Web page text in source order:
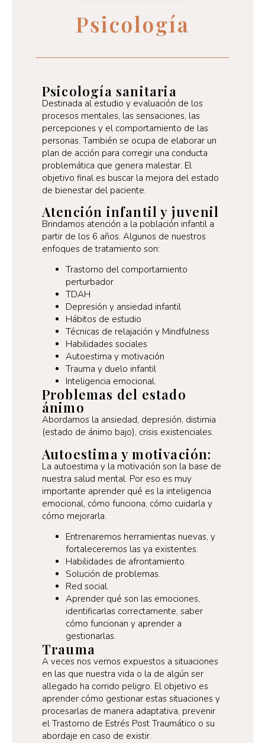
Psicología
Psicología sanitaria
Destinada al estudio y evaluación de los
procesos mentales, las sensaciones, las
percepciones y el comportamiento de las
personas. También se ocupa de elaborar un
plan de acción para corregir una conducta
problemática que genera malestar. El
objetivo final es buscar la mejora del estado
de bienestar del paciente.
Atención infantil y juvenil
Brindamos atención a la población infantil a
partir de los 6 años. Algunos de nuestros
enfoques de tratamiento son:
Trastorno del comportamiento
perturbador
TDAH
Depresión y ansiedad infantil
Hábitos de estudio
Técnicas de relajación y Mindfulness
Habilidades sociales
Autoestima y motivación
Trauma y duelo infantil
Inteligencia emocional.
Problemas del estado
ánimo
Abordamos la ansiedad, depresión, distimia
(estado de ánimo bajo), crisis existenciales.
Autoestima y motivación:
La autoestima y la motivación son la base de
nuestra salud mental. Por eso es muy
importante aprender qué es la inteligencia
emocional, cómo funciona, cómo cuidarla y
cómo mejorarla.
Entrenaremos herramientas nuevas, y
fortaleceremos las ya existentes.
Habilidades de afrontamiento.
Solución de problemas.
Red social.
Aprender qué son las emociones,
identificarlas correctamente, saber
cómo funcionan y aprender a
gestionarlas.
Trauma
A veces nos vemos expuestos a situaciones
en las que nuestra vida o la de algún ser
allegado ha corrido peligro. El objetivo es
aprender cómo gestionar estas situaciones y
procesarlas de manera adaptativa, prevenir
el Trastorno de Estrés Post Traumático o su
abordaje en caso de existir.